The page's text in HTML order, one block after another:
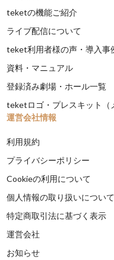
teketの機能ご紹介
ライブ配信について
teket利用者様の声・導入事
資料・マニュアル
登録済み劇場・ホール一覧
teketロゴ・プレスキット（
運営会社情報
利用規約
プライバシーポリシー
Cookieの利用について
個人情報の取り扱いについて
特定商取引法に基づく表示
運営会社
お知らせ